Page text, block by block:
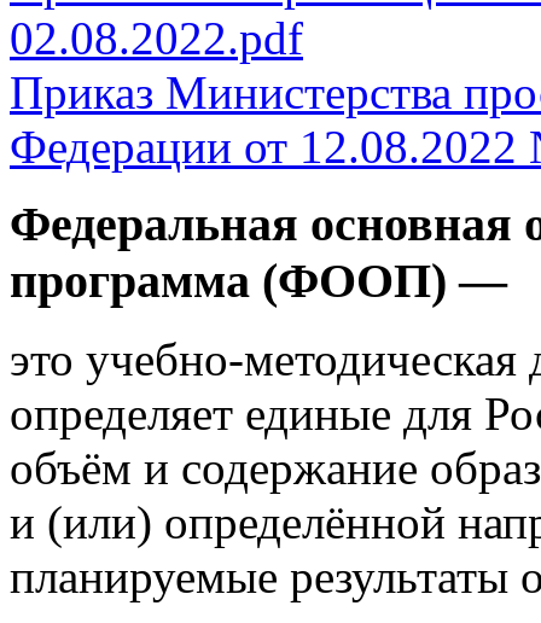
02.08.2022.pdf
Приказ Министерства
Федерации от
Федеральная основная
программа (ФООП) —
это учебно-методическая
определяет единые для
объём и содержание
и (или) определённой
планируемые результаты